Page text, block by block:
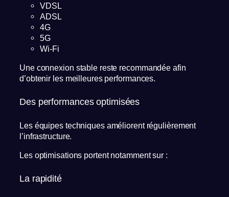
VDSL
ADSL
4G
5G
Wi-Fi
Une connexion stable reste recommandée afin
d’obtenir les meilleures performances.
Des performances optimisées
Les équipes techniques améliorent régulièrement
l’infrastructure.
Les optimisations portent notamment sur :
La rapidité